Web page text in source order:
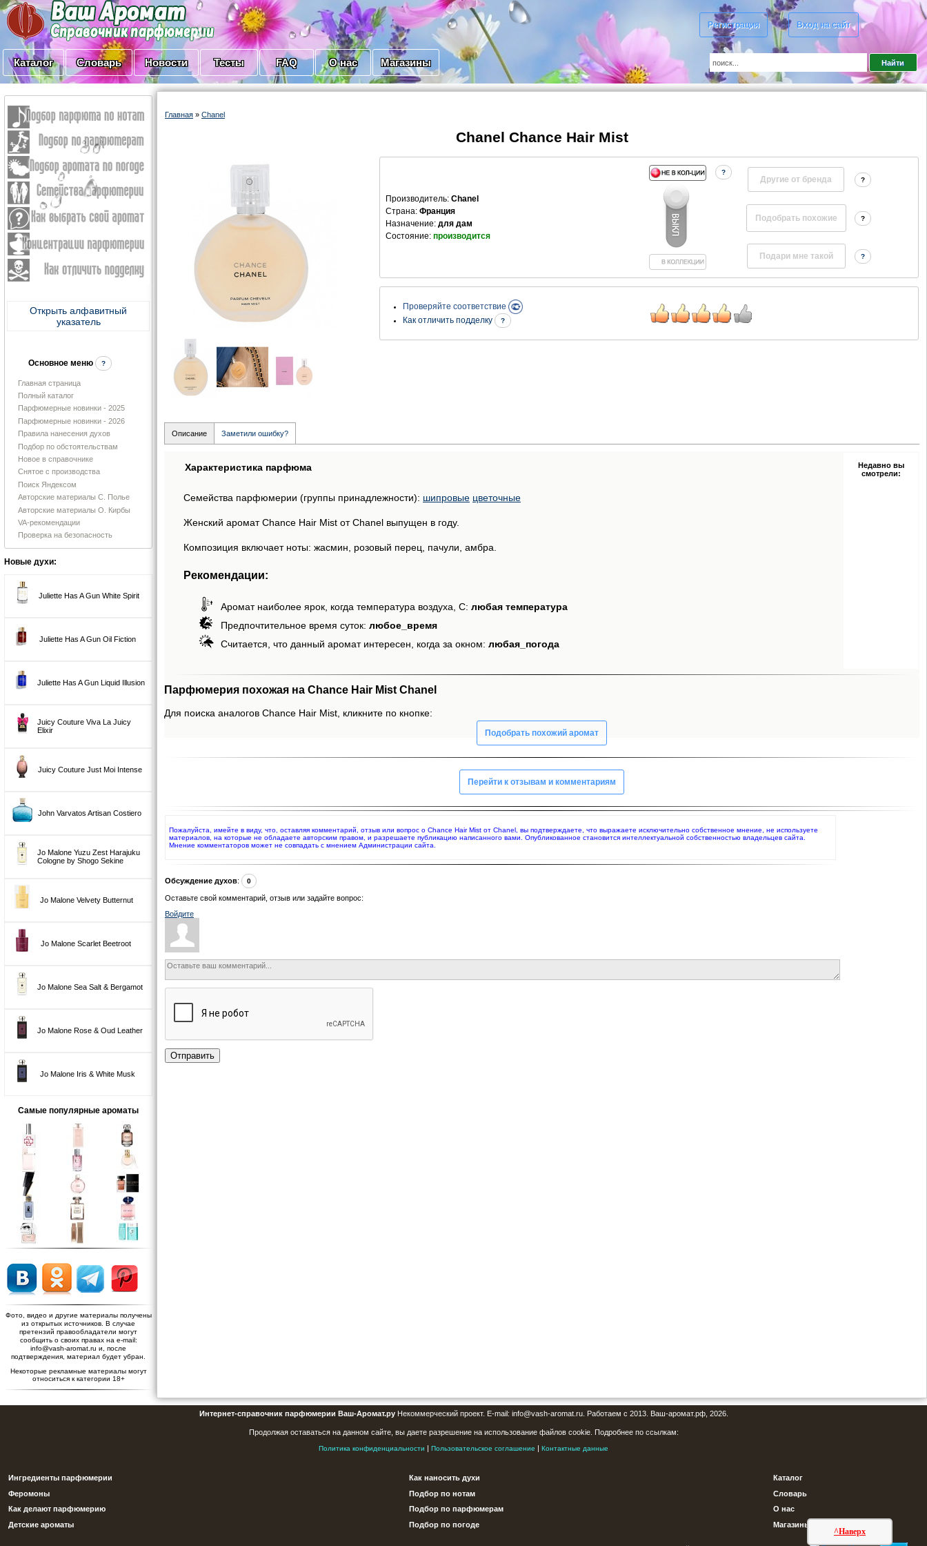
Регистрация Вход на сайт
Каталог Словарь Новости Тесты FAQ О нас Магазины
Открыть алфавитный
указатель
Основное меню ?
Главная страница
Полный каталог
Парфюмерные новинки - 2025
Парфюмерные новинки - 2026
Правила нанесения духов
Подбор по обстоятельствам
Новое в справочнике
Снятое с производства
Поиск Яндексом
Авторские материалы С. Полье
Авторские материалы О. Кирбы
VA-рекомендации
Проверка на безопасность
Новые духи:
Juliette Has A Gun White Spirit
Juliette Has A Gun Oil Fiction
Juliette Has A Gun Liquid Illusion
Juicy Couture Viva La Juicy
Elixir
Juicy Couture Just Moi Intense
John Varvatos Artisan Costiero
Jo Malone Yuzu Zest Harajuku
Cologne by Shogo Sekine
Jo Malone Velvety Butternut
Jo Malone Scarlet Beetroot
Jo Malone Sea Salt & Bergamot
Jo Malone Rose & Oud Leather
Jo Malone Iris & White Musk
Самые популярные ароматы
Фото, видео и другие материалы получены
из открытых источников. В случае
претензий правообладатели могут
сообщить о своих правах на e-mail:
info@vash-aromat.ru и, после
подтверждения, материал будет убран.
Некоторые рекламные материалы могут
относиться к категории 18+
Главная » Chanel
Chanel Chance Hair Mist
Производитель: Chanel
Страна: Франция
Назначение: для дам
Состояние: производится
?
Другие от бренда ?
?
?
Проверяйте соответствие
Как отличить подделку
?
Описание Заметили ошибку?
Характеристика парфюма
Семейства парфюмерии (группы принадлежности): шипровые цветочные
Женский аромат Chance Hair Mist от Chanel выпущен в году.
Композиция включает ноты: жасмин, розовый перец, пачули, амбра.
Рекомендации:
Аромат наиболее ярок, когда температура воздуха, С: любая температура
Предпочтительное время суток: любое_время
Считается, что данный аромат интересен, когда за окном: любая_погода
Недавно вы
смотрели:
Парфюмерия похожая на Chance Hair Mist Chanel
Для поиска аналогов Chance Hair Mist, кликните по кнопке:
Подобрать похожий аромат
Перейти к отзывам и комментариям
Пожалуйста, имейте в виду, что, оставляя комментарий, отзыв или вопрос о Chance Hair Mist от Chanel, вы подтверждаете, что выражаете исключительно собственное мнение, не используете
материалов, на которые не обладаете авторским правом, и разрешаете публикацию написанного вами. Опубликованное становится интеллектуальной собственностью владельцев сайта.
Мнение комментаторов может не совпадать с мнением Администрации сайта.
Обсуждение духов: 0
Оставьте свой комментарий, отзыв или задайте вопрос:
Войдите
Отправить
^Наверх
Интернет-справочник парфюмерии Ваш-Аромат.руНекоммерческий проект. E-mail: info@vash-aromat.ru. Работаем с 2013. Ваш-аромат.рф, 2026.
Продолжая оставаться на данном сайте, вы даете разрешение на использование файлов cookie. Подробнее по ссылкам:
Политика конфиденциальности | Пользовательское соглашение | Контактные данные
Ингредиенты парфюмерии
Феромоны
Как делают парфюмерию
Детские ароматы
Как наносить духи
Подбор по нотам
Подбор по парфюмерам
Подбор по погоде
Каталог
Словарь
О нас
Магазины